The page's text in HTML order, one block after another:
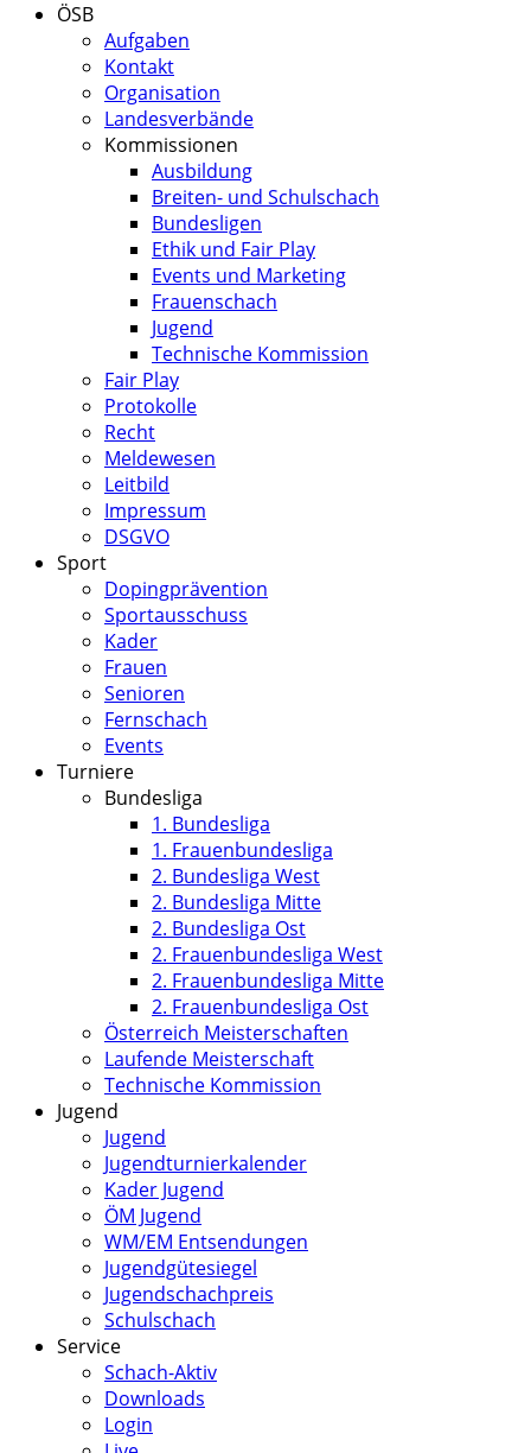
ÖSB
Aufgaben
Kontakt
Organisation
Landesverbände
Kommissionen
Ausbildung
Breiten- und Schulschach
Bundesligen
Ethik und Fair Play
Events und Marketing
Frauenschach
Jugend
Technische Kommission
Fair Play
Protokolle
Recht
Meldewesen
Leitbild
Impressum
DSGVO
Sport
Dopingprävention
Sportausschuss
Kader
Frauen
Senioren
Fernschach
Events
Turniere
Bundesliga
1. Bundesliga
1. Frauenbundesliga
2. Bundesliga West
2. Bundesliga Mitte
2. Bundesliga Ost
2. Frauenbundesliga West
2. Frauenbundesliga Mitte
2. Frauenbundesliga Ost
Österreich Meisterschaften
Laufende Meisterschaft
Technische Kommission
Jugend
Jugend
Jugendturnierkalender
Kader Jugend
ÖM Jugend
WM/EM Entsendungen
Jugendgütesiegel
Jugendschachpreis
Schulschach
Service
Schach-Aktiv
Downloads
Login